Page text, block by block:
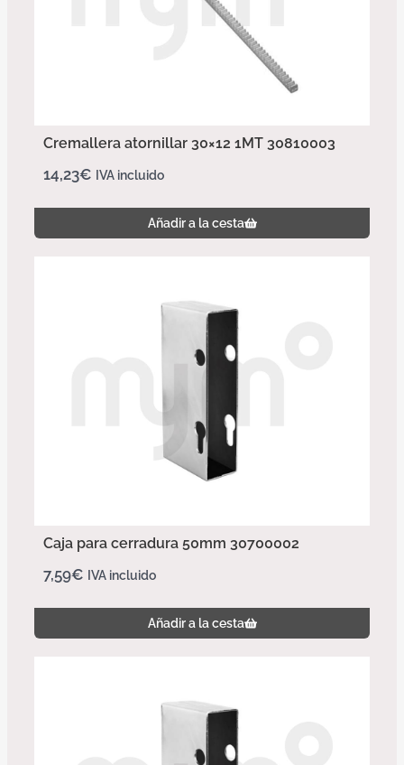
Cremallera atornillar 30×12 1MT 30810003
14,23€ IVA incluido
Añadir a la cesta
Caja para cerradura 50mm 30700002
7,59€ IVA incluido
Añadir a la cesta